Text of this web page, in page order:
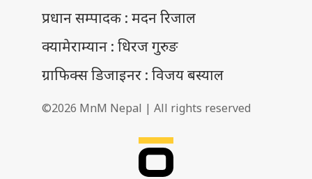
प्रधान सम्पादक : मदन रिजाल
क्यामेराम्यान : धिरज गुरुङ
ग्राफिक्स डिजाइनर : विजय बस्याल
©2026 MnM Nepal | All rights reserved